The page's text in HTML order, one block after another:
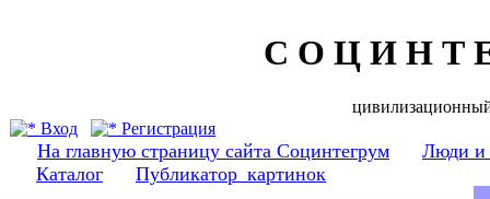
С О Ц И Н Т
Вход
Регистрация
На главную страницу сайта Социнтегрум
Люди и
Каталог
Публикатор_картинок